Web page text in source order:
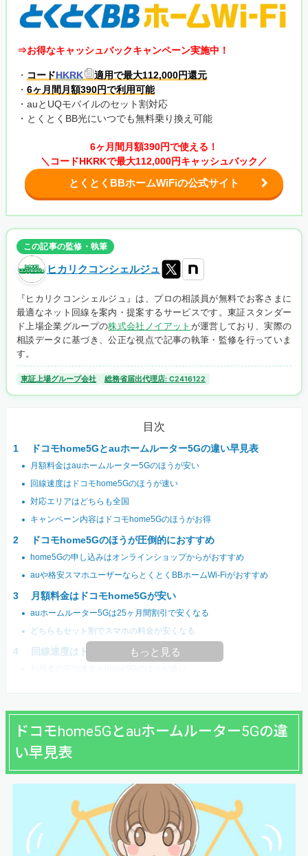
⇒お得なキャッシュバックキャンペーン実施中！
・ コードHKRK
適用で最大112,000円還元
・ 6ヶ月間月額390円で利用可能
・auとUQモバイルのセット割対応
・とくとくBB光にいつでも無料乗り換え可能
6ヶ月間月額390円で使える！
＼コードHKRKで最大112,000円キャッシュバック／
とくとくBBホームWiFiの公式サイト
この記事の監修・執筆
ヒカリクコンシェルジュ
『ヒカリクコンシェルジュ』は、プロの相談員が無料でお客さまに
最適なネット回線を案内・提案するサービスです。東証スタンダー
ド上場企業グループの株式会社ノイアット が運営しており、実際の
相談データに基づき、公正な視点で記事の執筆・監修を行っていま
す。
東証上場グループ会社 総務省届出代理店: C2416122
目次
ドコモhome5Gとauホームルーター5Gの違い早見表
月額料金はauホームルーター5Gのほうが安い
回線速度はドコモhome5Gのほうが速い
対応エリアはどちらも全国
キャンペーン内容はドコモhome5Gのほうがお得
ドコモhome5Gのほうが圧倒的におすすめ
home5Gの申し込みはオンラインショップからがおすすめ
auや格安スマホユーザーならとくとくBBホームWi-Fiがおすすめ
月額料金はドコモhome5Gが安い
auホームルーター5Gは25ヶ月間割引で安くなる
どちらもセット割でスマホの料金が安くなる
回線速度はドコモhome5Gが速い
もっと見る
ドコモhome5Gとauホームルーター5Gの違
い早見表